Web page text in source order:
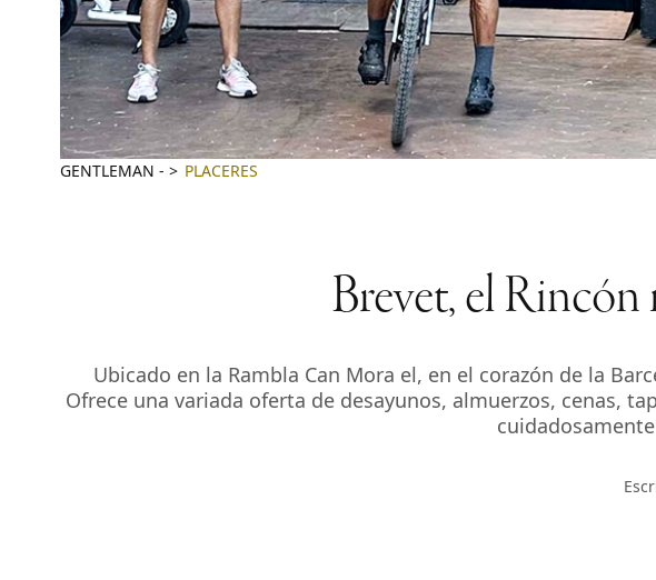
GENTLEMAN - PLACERES
Brevet, el Rincón
Ubicado en la Rambla Can Mora el, en el corazón de la
Ofrece una variada oferta de desayunos, almuerzos, cenas,